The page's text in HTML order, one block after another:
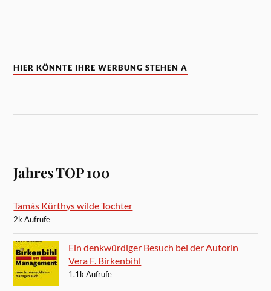
HIER KÖNNTE IHRE WERBUNG STEHEN A
Jahres TOP 100
Tamás Kürthys wilde Tochter
2k Aufrufe
Ein denkwürdiger Besuch bei der Autorin
Vera F. Birkenbihl
1.1k Aufrufe